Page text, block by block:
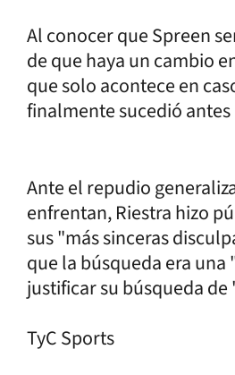
Al conocer que Spreen
de que haya un cambio
que solo acontece en
finalmente sucedió
Ante el repudio
enfrentan, Riestra hizo
sus "más sinceras
que la búsqueda era
justificar su búsqueda
TyC Sports